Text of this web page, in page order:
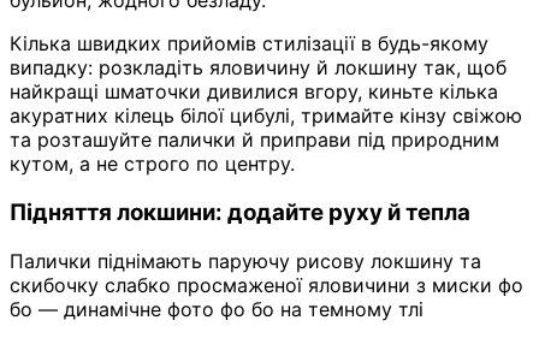
Кілька швидких прийомів стилізації в будь-якому
випадку: розкладіть яловичину й локшину так, щоб
найкращі шматочки дивилися вгору, киньте кілька
акуратних кілець білої цибулі, тримайте кінзу свіжою
та розташуйте палички й приправи під природним
кутом, а не строго по центру.
Підняття локшини: додайте руху й тепла
Палички піднімають паруючу рисову локшину та
скибочку слабко просмаженої яловичини з миски фо
бо — динамічне фото фо бо на темному тлі